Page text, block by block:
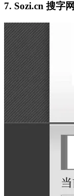
7. Sozi.cn 搜字网